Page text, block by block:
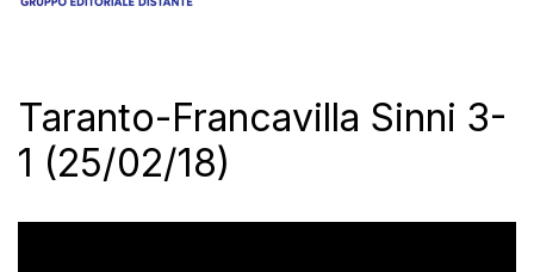
Taranto-Francavilla Sinni 3-
1 (25/02/18)